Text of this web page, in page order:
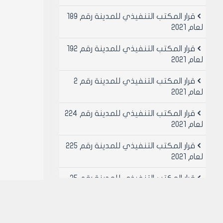
قرار المكتب التنفيذي للمدينة رقم 189
لعام 2021
قرار المكتب التنفيذي للمدينة رقم 192
لعام 2021
قرار المكتب التنفيذي للمدينة رقم 2
لعام 2021
قرار المكتب التنفيذي للمدينة رقم 224
لعام 2021
قرار المكتب التنفيذي للمدينة رقم 225
لعام 2021
قرار المكتب التنفيذي للمدينة رقم 25